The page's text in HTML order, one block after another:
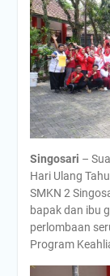
Singosari –
Hari Ulang
SMKN 2
bapak dan ibu
perlombaan
Program